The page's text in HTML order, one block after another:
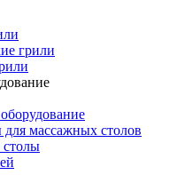
грили
для массажных столов